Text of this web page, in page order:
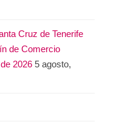
Cruz de Tenerife
de Comercio
2026 5 agosto,